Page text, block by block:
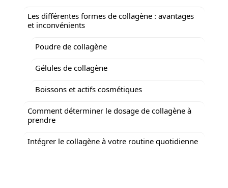
Les différentes formes de collagène : avantages
et inconvénients
Poudre de collagène
Gélules de collagène
Boissons et actifs cosmétiques
Comment déterminer le dosage de collagène à
prendre
Intégrer le collagène à votre routine quotidienne